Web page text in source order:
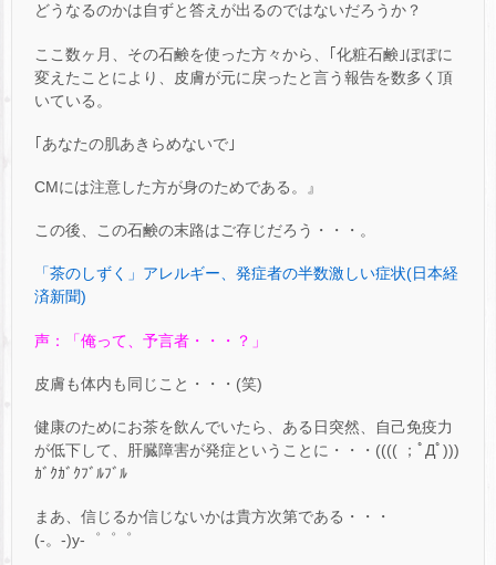
どうなるのかは自ずと答えが出るのではないだろうか？
ここ数ヶ月、その石鹸を使った方々から、｢化粧石鹸｣ぽぽに
変えたことにより、皮膚が元に戻ったと言う報告を数多く頂
いている。
｢あなたの肌あきらめないで｣
CMには注意した方が身のためである。』
この後、この石鹸の末路はご存じだろう・・・。
「茶のしずく」アレルギー、発症者の半数激しい症状(日本経
済新聞)
声：「俺って、予言者・・・？」
皮膚も体内も同じこと・・・(笑)
健康のためにお茶を飲んでいたら、ある日突然、自己免疫力
が低下して、肝臓障害が発症ということに・・・(((( ；ﾟДﾟ)))
ｶﾞｸｶﾞｸﾌﾞﾙﾌﾞﾙ
まあ、信じるか信じないかは貴方次第である・・・
(-。-)y-゜゜゜